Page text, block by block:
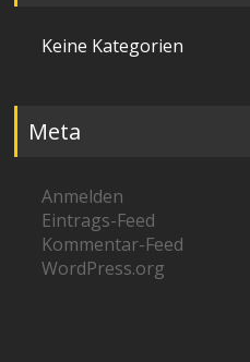
Keine Kategorien
Meta
Anmelden
Eintrags-Feed
Kommentar-Feed
WordPress.org